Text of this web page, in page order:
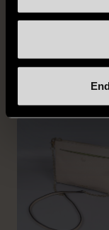
axelremsväska
Nytt skick